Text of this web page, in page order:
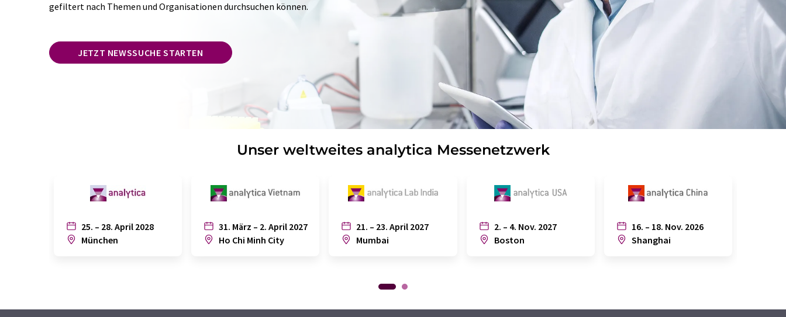
gefiltert nach Themen und Organisationen durchsuchen können.
JETZT NEWSSUCHE STARTEN
Unser weltweites analytica Messenetzwerk
25. – 28. April 2028
München
31. März – 2. April 2027
Ho Chi Minh City
21. – 23. April 2027
Mumbai
2. – 4. Nov. 2027
Boston
16. – 18. Nov. 2026
Shanghai